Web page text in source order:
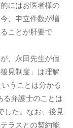
にはお医者様の
、申立件数が増
ことが肝要で
、永田先生が個
見制度」は理解
うことは分かる
る弁護士のことは
した。なお、後見
ラスとの契約能